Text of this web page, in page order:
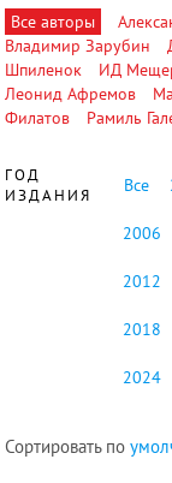
Все авторы
Владимир Зарубин
Шпиленок
ИД
Леонид Афремов
Филатов
Рамиль
ГОД
ИЗДАНИЯ
Все
2006
2012
2018
2024
Сортировать по